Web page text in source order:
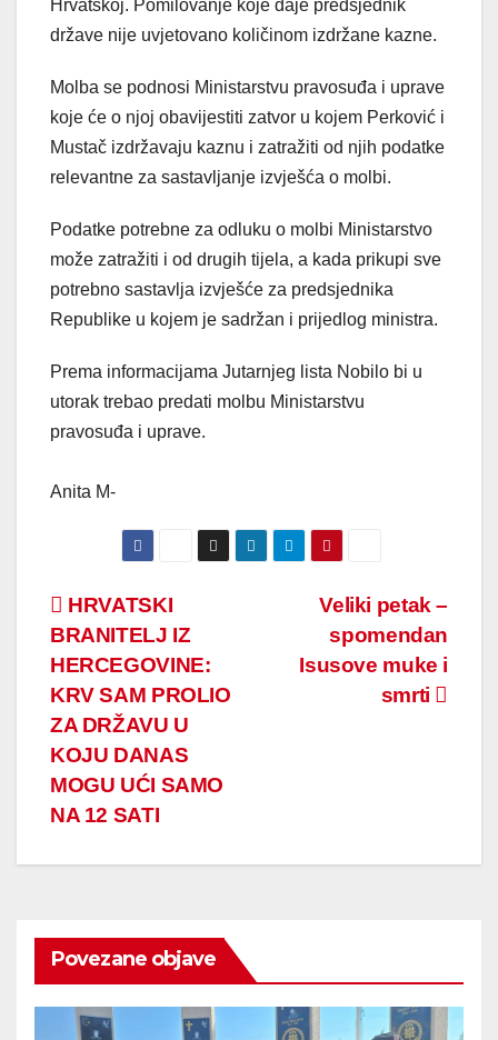
Hrvatskoj. Pomilovanje koje daje predsjednik
države nije uvjetovano količinom izdržane kazne.
Molba se podnosi Ministarstvu pravosuđa i uprave
koje će o njoj obavijestiti zatvor u kojem Perković i
Mustač izdržavaju kaznu i zatražiti od njih podatke
relevantne za sastavljanje izvješća o molbi.
Podatke potrebne za odluku o molbi Ministarstvo
može zatražiti i od drugih tijela, a kada prikupi sve
potrebno sastavlja izvješće za predsjednika
Republike u kojem je sadržan i prijedlog ministra.
Prema informacijama Jutarnjeg lista Nobilo bi u
utorak trebao predati molbu Ministarstvu
pravosuđa i uprave.
Anita M-
Post
navigation
Veliki petak –
spomendan
Isusove muke i
smrti
HRVATSKI
BRANITELJ IZ
HERCEGOVINE:
KRV SAM PROLIO
ZA DRŽAVU U
KOJU DANAS
MOGU UĆI SAMO
NA 12 SATI
Povezane objave